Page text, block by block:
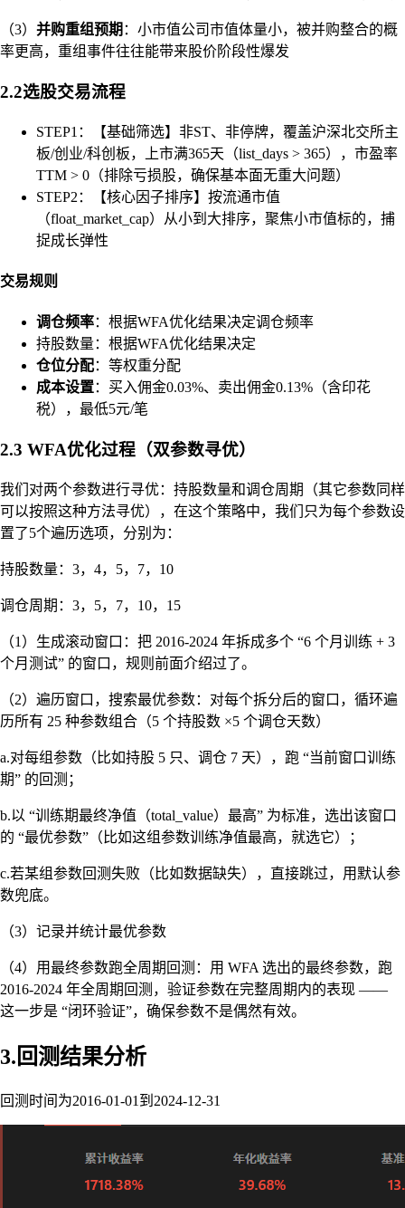
（3） 并购重组预期 ：小市值公司市值体量小，被并购整合的概
率更高，重组事件往往能带来股价阶段性爆发
2.2选股交易流程
STEP1：【基础筛选】非ST、非停牌，覆盖沪深北交所主
板/创业/科创板，上市满365天（list_days > 365），市盈率
TTM > 0（排除亏损股，确保基本面无重大问题）
STEP2：【核心因子排序】按流通市值
（float_market_cap）从小到大排序，聚焦小市值标的，捕
捉成长弹性
交易规则
调仓频率：根据WFA优化结果决定调仓频率
持股数量：根据WFA优化结果决定
仓位分配：等权重分配
成本设置：买入佣金0.03%、卖出佣金0.13%（含印花
税），最低5元/笔
2.3 WFA优化过程（双参数寻优）
我们对两个参数进行寻优：持股数量和调仓周期（其它参数同样
可以按照这种方法寻优），在这个策略中，我们只为每个参数设
置了5个遍历选项，分别为：
持股数量：3，4，5，7，10
调仓周期：3，5，7，10，15
（1）生成滚动窗口：把 2016-2024 年拆成多个 “6 个月训练 + 3
个月测试” 的窗口，规则前面介绍过了。
（2）遍历窗口，搜索最优参数：对每个拆分后的窗口，循环遍
历所有 25 种参数组合（5 个持股数 ×5 个调仓天数）
a.对每组参数（比如持股 5 只、调仓 7 天），跑 “当前窗口训练
期” 的回测；
b.以 “训练期最终净值（total_value）最高” 为标准，选出该窗口
的 “最优参数”（比如这组参数训练净值最高，就选它）；
c.若某组参数回测失败（比如数据缺失），直接跳过，用默认参
数兜底。
（3）记录并统计最优参数
（4）用最终参数跑全周期回测：用 WFA 选出的最终参数，跑
2016-2024 年全周期回测，验证参数在完整周期内的表现 ——
这一步是 “闭环验证”，确保参数不是偶然有效。
3.回测结果分析
回测时间为2016-01-01到2024-12-31